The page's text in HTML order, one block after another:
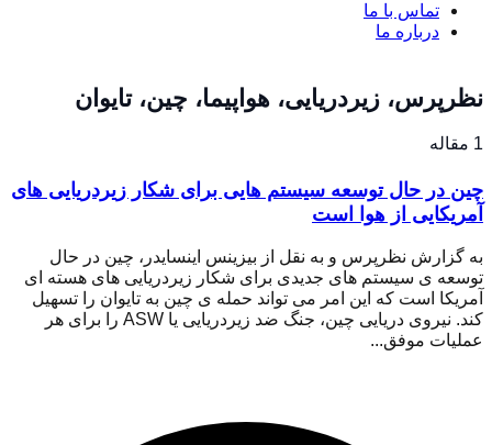
تماس با ما
درباره ما
نظرپرس، زیردریایی، هواپیما، چین، تایوان
1 مقاله
چین در حال توسعه سیستم هایی برای شکار زیردریایی های
آمریکایی از هوا است
به گزارش نظرپرس و به نقل از بیزینس اینسایدر، چین در حال
توسعه ی سیستم های جدیدی برای شکار زیردریایی های هسته ای
آمریکا است که این امر می تواند حمله ی چین به تایوان را تسهیل
کند. نیروی دریایی چین، جنگ ضد زیردریایی یا ASW را برای هر
عملیات موفق...